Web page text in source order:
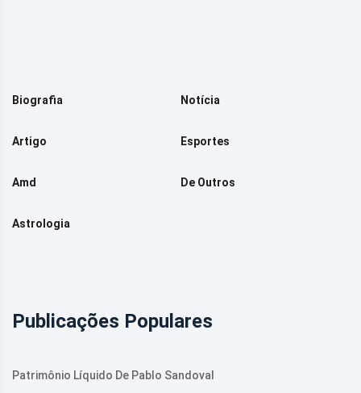
Biografia Notícia
Artigo Esportes
Amd De Outros
Astrologia
Publicações Populares
Patrimônio Líquido De Pablo Sandoval